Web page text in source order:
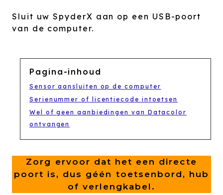
Sluit uw SpyderX aan op een USB-poort
van de computer.
Pagina-inhoud
Sensor aansluiten op de computer
Serienummer of licentiecode intoetsen
Wel of geen aanbiedingen van Datacolor
ontvangen
Zorg ervoor dat het een directe
poort is, dus géén toetsenbord, hub
of verlengkabel.